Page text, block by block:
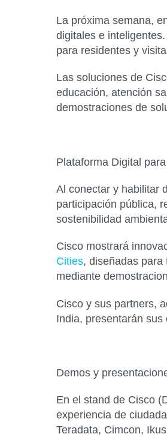
La próxima semana,
digitales e
para residentes y
Las soluciones de
educación, atención
demostraciones de
Plataforma Digital
Al conectar y habilitar
participación pública,
sostenibilidad
Cisco mostrará
Cities, diseñadas
mediante
Cisco y sus partners,
India, presentarán
Demos y
En el stand de Cisco (
experiencia de
Teradata, Cimcon,